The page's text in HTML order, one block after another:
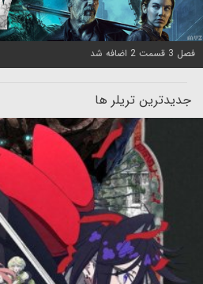
فصل 3 قسمت 2 اضافه شد
جدیدترین تریلر ها